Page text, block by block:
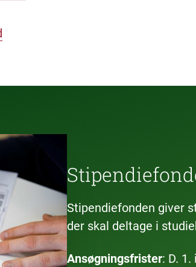
Stipendiefonden giver
der skal deltage i
Ansøgningsfrister: D.